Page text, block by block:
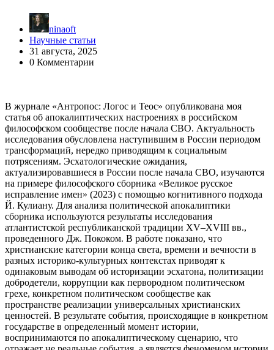
ninaoft
Научные статьи
31 августа, 2025
0 Комментарии
В журнале «Антропос: Логос и Теос» опубликована моя
статья об апокалиптических настроениях в российском
философском сообществе после начала СВО. Актуальность
исследования обусловлена наступившим в России периодом
трансформаций, нередко приводящим к социальным
потрясениям. Эсхатологические ожидания,
актуализировавшиеся в России после начала СВО, изучаются
на примере философского сборника «Великое русское
исправление имен» (2023) с помощью когнитивного подхода
Й. Кулиану. Для анализа политической апокалиптики
сборника используются результаты исследования
атлантистской республиканской традиции XV–XVIII вв.,
проведенного Дж. Пококом. В работе показано, что
христианские категории конца света, времени и вечности в
разных историко-культурных контекстах приводят к
одинаковым выводам об историзации эсхатона, политизации
добродетели, коррупции как первородном политическом
грехе, конкретном политическом сообществе как
пространстве реализации универсальных христианских
ценностей. В результате события, происходящие в конкретном
государстве в определенный момент истории,
воспринимаются по апокалиптическому сценарию, что